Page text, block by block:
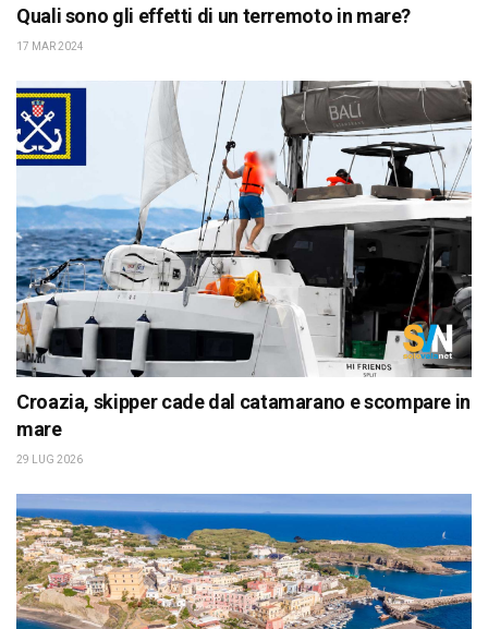
Quali sono gli effetti di un terremoto in mare?
17 MAR 2024
Croazia, skipper cade dal catamarano e scompare in
mare
29 LUG 2026